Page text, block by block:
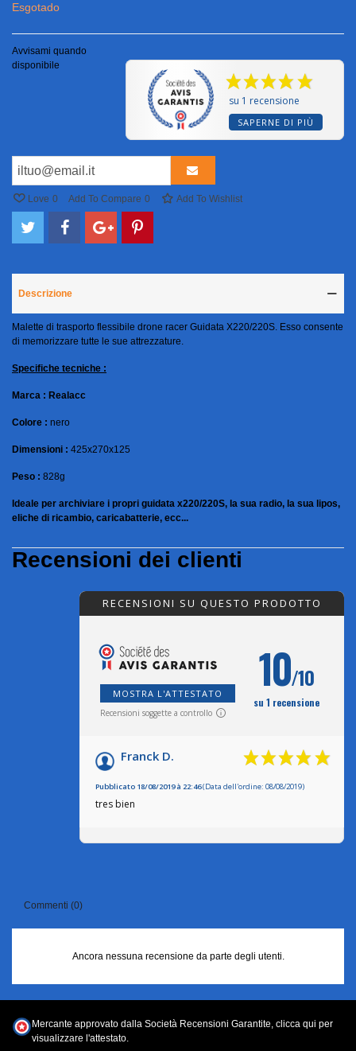
Esgotado
su 1 recensione
SAPERNE DI PIÙ
Avvisami quando
disponibile
Love 0 Add To Compare 0 Add To Wishlist
Descrizione
Malette di trasporto flessibile drone racer Guidata X220/220S. Esso consente
di memorizzare tutte le sue attrezzature.
Specifiche tecniche :
Marca : Realacc
Colore : nero
Dimensioni : 425x270x125
Peso : 828g
Ideale per archiviare i propri guidata x220/220S, la sua radio, la sua lipos,
eliche di ricambio, caricabatterie, ecc...
Recensioni dei clienti
RECENSIONI SU QUESTO PRODOTTO
MOSTRA L'ATTESTATO
Recensioni soggette a controllo
10/10
su 1 recensione
Franck D.
Pubblicato 18/08/2019 à 22:46(Data dell'ordine: 08/08/2019)
tres bien
Commenti (0)
Ancora nessuna recensione da parte degli utenti.
Mercante approvato dalla Società Recensioni Garantite, clicca qui per
visualizzare l'attestato.